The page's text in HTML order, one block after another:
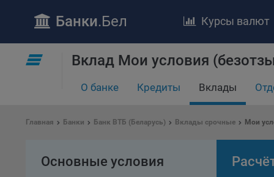
Банки.Бел Курсы валют
Вклад Мои условия
О банке Кредиты Вклады
Главная Банки Банк ВТБ (Беларусь) Вклады срочные Мои
Основные условия